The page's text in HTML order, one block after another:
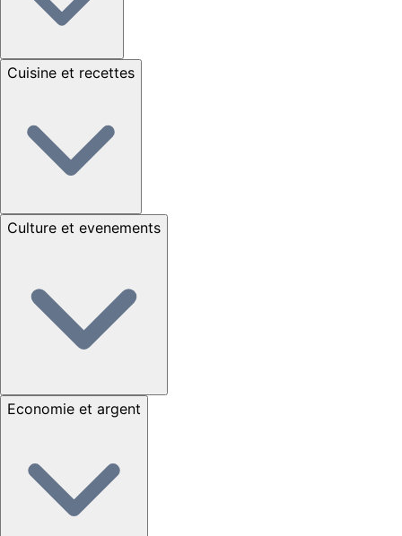
Cuisine et recettes
Culture et evenements
Economie et argent